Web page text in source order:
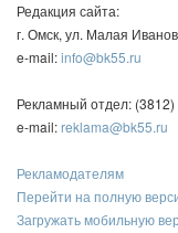
Редакция сайта:
г. Омск, ул. Малая
e-mail:info@bk55.ru
Рекламный отдел:
e-mail:reklama@bk55.ru
Рекламодателям
Перейти на полную
Загружать мобильную